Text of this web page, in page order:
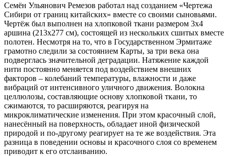
Семён Ульянович Ремезов работал над созданием «Чертежа
Сибири от границ китайских» вместе со своими сыновьями.
Чертёж был выполнен на хлопковой ткани размером 3х4
аршина (213х277 см), состоящей из нескольких сшитых вместе
полотен. Несмотря на то, что в Государственном Эрмитаже
грамотно следили за состоянием Карты, за три века она
подверглась значительной деградации. Натяжение каждой
нити постоянно меняется под воздействием внешних
факторов – колебаний температуры, влажности и даже
вибраций от интенсивного уличного движения. Волокна
целлюлозы, составляющие основу хлопковой ткани, то
сжимаются, то расширяются, реагируя на
микроклиматические изменения. При этом красочный слой,
нанесённый на поверхность, обладает иной физической
природой и по-другому реагирует на те же воздействия. Эта
разница в поведении основы и красочного слоя со временем
приводит к его отслаиванию.